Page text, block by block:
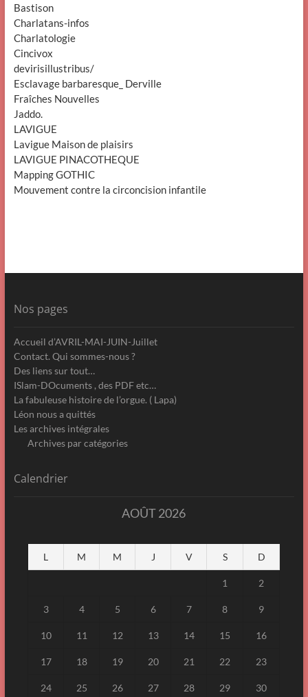
Bastison
Charlatans-infos
Charlatologie
Cincivox
devirisillustribus/
Esclavage barbaresque_ Derville
Fraîches Nouvelles
Jaddo.
LAVIGUE
Lavigue Maison de plaisirs
LAVIGUE PINACOTHEQUE
Mapping GOTHIC
Mouvement contre la circoncision infantile
Nos pages
Accueil d’AVRIL-MAI-JUIN-Juillet
Contact. Qui sommes-nous ?
Des liens sur tout…
ISlam-DOcuments , des PDF etc…
La fabuleuse histoire de l’orgue. ( Lapa)
Léon nous a quittés
Les archives intégrales
Archives par catégories
Calendrier
AOÛT 2026
L M M J V S D
1 2
3 4 5 6 7 8 9
10 11 12 13 14 15 16
17 18 19 20 21 22 23
24 25 26 27 28 29 30